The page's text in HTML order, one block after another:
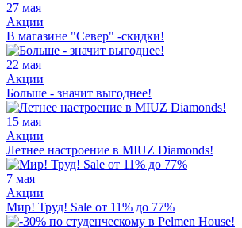
27 мая
Акции
В магазине "Север" -скидки!
22 мая
Акции
Больше - значит выгоднее!
15 мая
Акции
Летнее настроение в MIUZ Diamonds!
7 мая
Акции
Мир! Труд! Sale от 11% до 77%